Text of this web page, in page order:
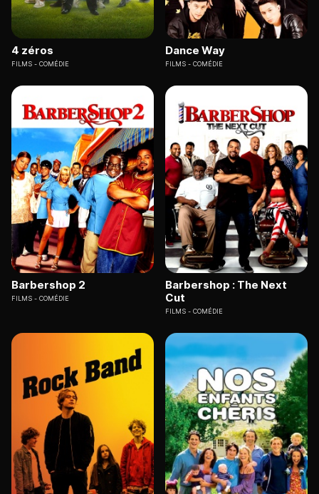
4 zéros
FILMS COMÉDIE
Dance Way
FILMS COMÉDIE
Barbershop 2
FILMS COMÉDIE
Barbershop : The Next
Cut
FILMS COMÉDIE